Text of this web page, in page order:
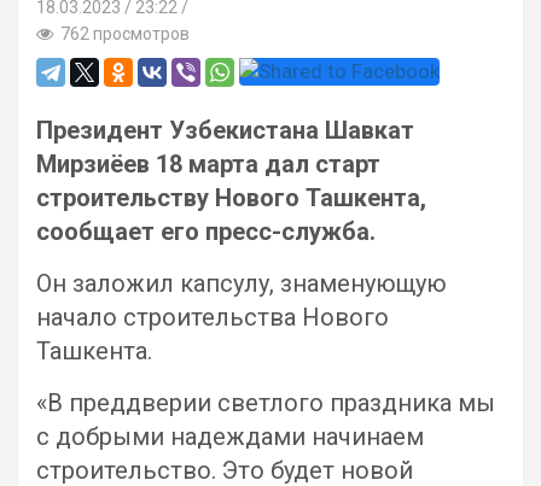
18.03.2023
23:22 /
762 просмотров
Президент Узбекистана Шавкат
Мирзиёев 18 марта дал старт
строительству Нового Ташкента,
сообщает его пресс-служба.
Он заложил капсулу, знаменующую
начало строительства Нового
Ташкента.
«В преддверии светлого праздника мы
с добрыми надеждами начинаем
строительство. Это будет новой